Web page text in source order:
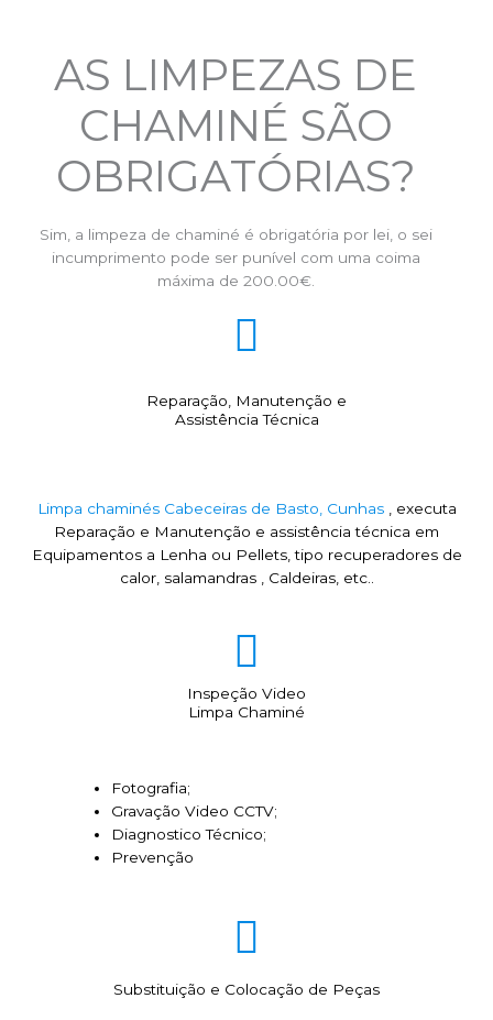
AS LIMPEZAS DE
CHAMINÉ SÃO
OBRIGATÓRIAS?
Sim, a limpeza de chaminé é obrigatória por lei, o sei
incumprimento pode ser punível com uma coima
máxima de 200.00€.
Reparação, Manutenção e
Assistência Técnica
Limpa chaminés Cabeceiras de Basto, Cunhas , executa
Reparação e Manutenção e assistência técnica em
Equipamentos a Lenha ou Pellets, tipo recuperadores de
calor, salamandras , Caldeiras, etc..
Inspeção Video
Limpa Chaminé
Fotografia;
Gravação Video CCTV;
Diagnostico Técnico;
Prevenção
Substituição e Colocação de Peças